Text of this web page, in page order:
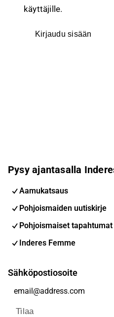
käyttäjille.
Kirjaudu sisään
Pysy ajantasalla
Aamukatsaus
Pohjoismaiden uutiskirje
Pohjoismaiset tapahtumat
Inderes Femme
Sähköpostiosoite
Tilaa